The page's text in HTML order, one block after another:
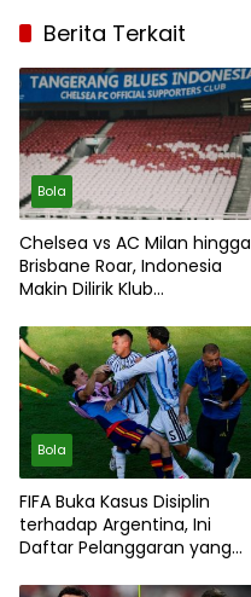
Berita Terkait
Bola
Chelsea vs AC Milan hingga
Brisbane Roar, Indonesia
Makin Dilirik Klub
Bola
FIFA Buka Kasus Disiplin
terhadap Argentina, Ini
Daftar Pelanggaran yang